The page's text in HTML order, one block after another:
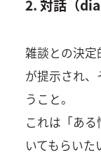
2. 対話（
雑談との決
が提示され
うこと。
これは「あ
いてもらい